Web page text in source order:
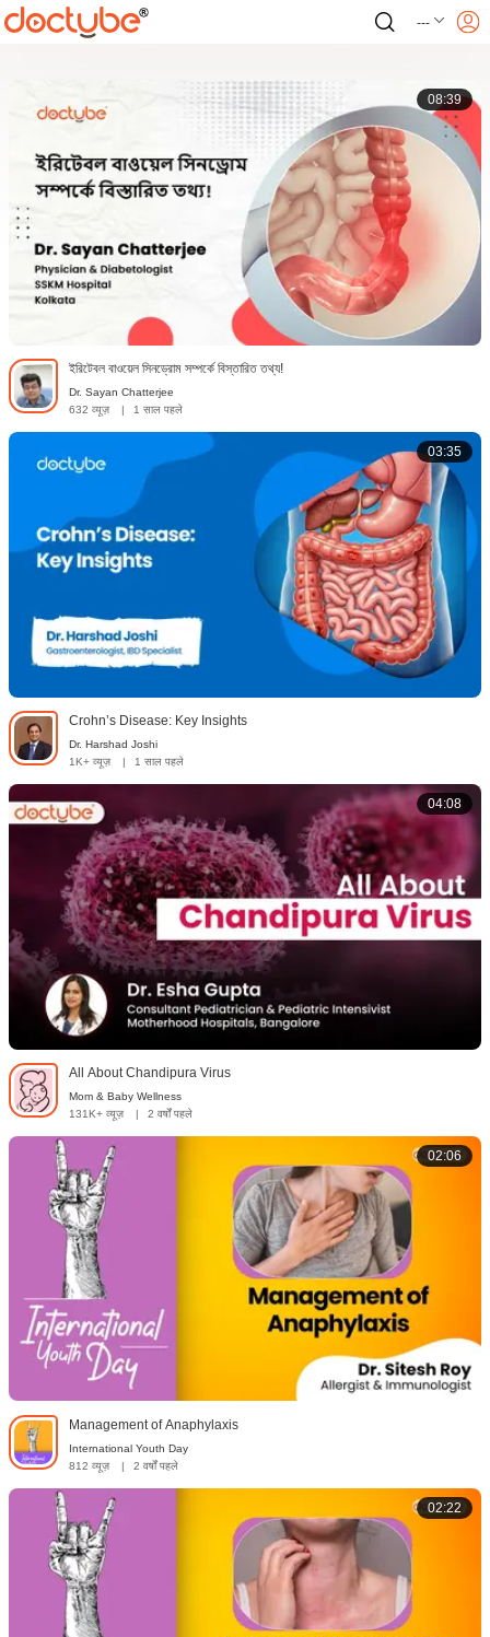
---
08:39
ইরিটেবল বাওয়েল সিনড্রোম সম্পর্কে বিস্তারিত তথ্য!
Dr. Sayan Chatterjee
632 व्यूज़
| 1 साल पहले
03:35
Crohn’s Disease: Key Insights
Dr. Harshad Joshi
1K+ व्यूज़
| 1 साल पहले
04:08
All About Chandipura Virus
Mom & Baby Wellness
131K+ व्यूज़
| 2 वर्षों पहले
02:06
Management of Anaphylaxis
International Youth Day
812 व्यूज़
| 2 वर्षों पहले
02:22